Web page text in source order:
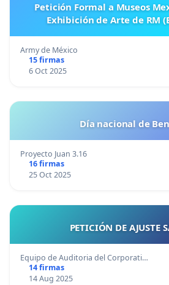
Petición Formal a Museos
Exhibición de Arte de RM
Army de México
15 firmas
6 Oct 2025
Día nacional de
Proyecto Juan 3.16
16 firmas
25 Oct 2025
PETICIÓN DE AJUSTE
Equipo de Auditoria del Corporati…
14 firmas
14 Aug 2025